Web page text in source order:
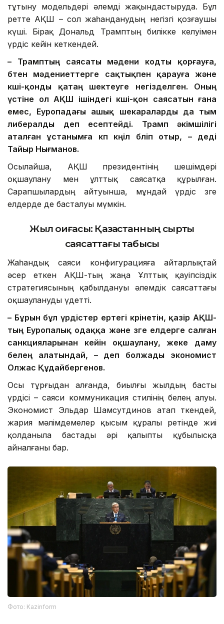
тұтыну модельдері әлемді жақындастыруда. Бұл
ретте АҚШ – сол жаһанданудың негізгі қозғаушы
күші. Бірақ Дональд Трамптың билікке келуімен
үрдіс кейін кеткендей.
– Трамптың саясаты мәдени кодты қорғауға,
бөтен мәдениеттерге сақтықпен қарауға және
көші-қонды қатаң шектеуге негізделген. Оның
үстіне ол АҚШ ішіндегі көші-қон саясатын ғана
емес, Еуропадағы ашық шекараларды да тым
либералды деп есептейді. Трамп әкімшілігі
аталған ұстанымға көп көңіл бөліп отыр, – деді
Тайыр Нығманов.
Осылайша, АҚШ президентінің шешімдері
оқшаулану мен ұлттық саясатқа құрылған.
Сарапшылардың айтуынша, мұндай үрдіс өзге
елдерде де басталуы мүмкін.
Жыл оқиғасы: Қазақстанның сыртқы
саясаттағы табысы
Жаһандық саяси конфигурацияға айтарлықтай
әсер еткен АҚШ-тың жаңа Ұлттық қауіпсіздік
стратегиясының қабылдануы әлемдік саясаттағы
оқшаулануды үдетті.
– Бұрын бұл үрдістер ертегі көрінетін, қазір АҚШ-
тың Еуропалық одаққа және өзге елдерге салған
санкцияларынан кейін оқшаулану, жеке даму
белең алатындай, – деп болжады экономист
Олжас Құдайбергенов.
Осы тұрғыдан алғанда, биылғы жылдың басты
үрдісі – саяси коммуникация стилінің белең алуы.
Экономист Эльдар Шамсутдинов атап өткендей,
жария мәлімдемелер қысым құралы ретінде жиі
қолданыла бастады әрі қалыпты құбылысқа
айналғаны бар.
Фото: Kazinform